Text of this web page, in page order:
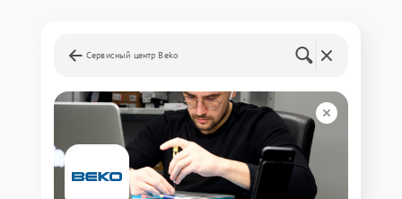
Сервисный центр Beko